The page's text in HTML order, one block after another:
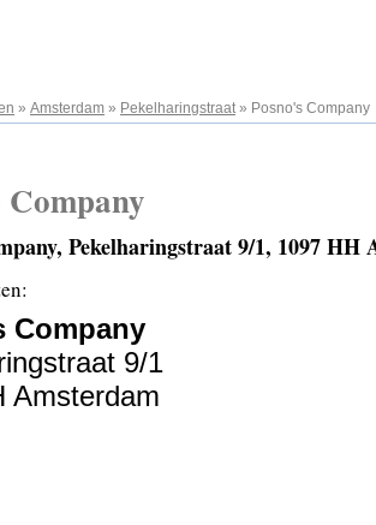
» Amsterdam » Pekelharingstraat» Posno's Company
Company
Pekelharingstraat 9/1, 1097 HH
Company
9/1
Amsterdam